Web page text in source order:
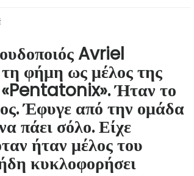
Avriel
φήμη ως μέλος της
Ήταν το
Έφυγε από την ομάδα
πάει σόλο. Είχε
ήταν μέλος του
κυκλοφορήσει